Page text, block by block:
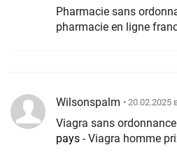
Pharmacie sans
pharmacie en ligne
Wilsonspalm • 20.02.2025
Viagra sans
pays - Viagra homme